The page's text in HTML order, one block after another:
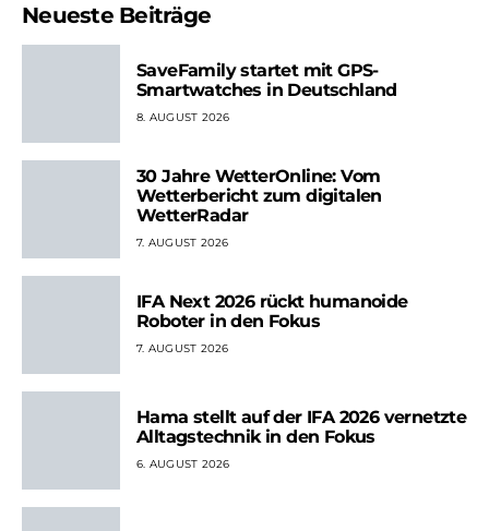
Neueste Beiträge
SaveFamily startet mit GPS-
Smartwatches in Deutschland
8. AUGUST 2026
30 Jahre WetterOnline: Vom
Wetterbericht zum digitalen
WetterRadar
7. AUGUST 2026
IFA Next 2026 rückt humanoide
Roboter in den Fokus
7. AUGUST 2026
Hama stellt auf der IFA 2026 vernetzte
Alltagstechnik in den Fokus
6. AUGUST 2026